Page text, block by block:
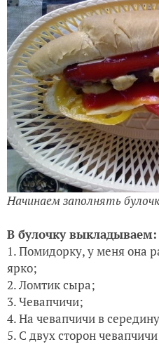
Начинаем заполнять
В булочку выкладываем:
1. Помидорку, у меня она
ярко;
2. Ломтик сыра;
3. Чевапчичи;
4. На чевапчичи в
5. С двух сторон